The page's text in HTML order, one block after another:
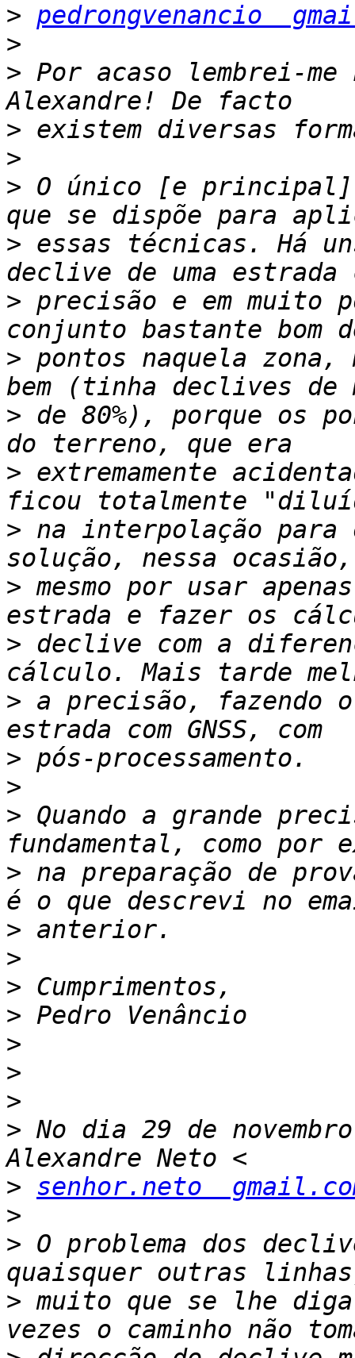
> pedrongvenancio
>
> Por acaso lembrei-
>
>
> O único [e principal]
> essas técnicas. Há
> precisão e em muito
> pontos naquela zona,
> de 80%), porque os
> extremamente
> na interpolação para
> mesmo por usar
> declive com a
> a precisão, fazendo
>
>
> Quando a grande
> na preparação de
>
>
>
>
>
>
>
> No dia 29 de
> senhor.neto
>
> O problema dos
> muito que se lhe